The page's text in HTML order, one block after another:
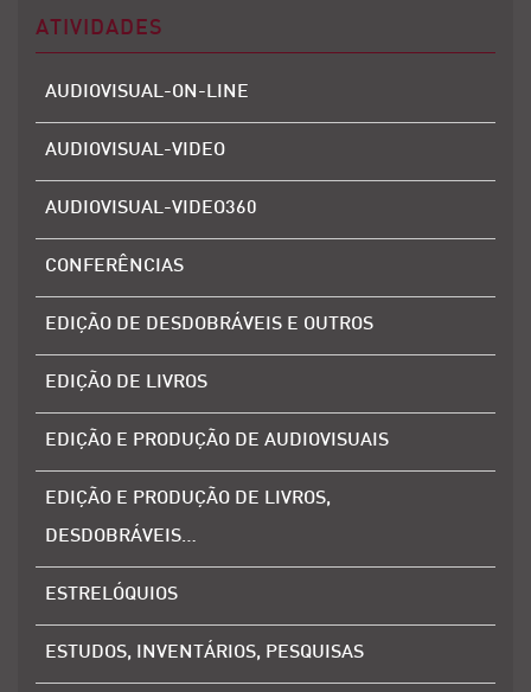
ATIVIDADES
AUDIOVISUAL-ON-LINE
AUDIOVISUAL-VIDEO
AUDIOVISUAL-VIDEO360
CONFERÊNCIAS
EDIÇÃO DE DESDOBRÁVEIS E OUTROS
EDIÇÃO DE LIVROS
EDIÇÃO E PRODUÇÃO DE AUDIOVISUAIS
EDIÇÃO E PRODUÇÃO DE LIVROS,
DESDOBRÁVEIS…
ESTRELÓQUIOS
ESTUDOS, INVENTÁRIOS, PESQUISAS